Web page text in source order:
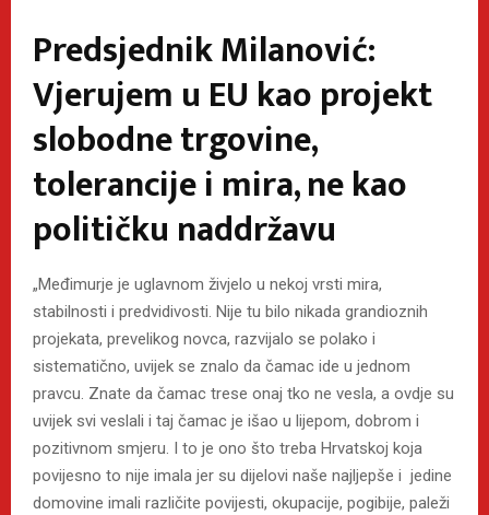
Predsjednik Milanović:
Vjerujem u EU kao projekt
slobodne trgovine,
tolerancije i mira, ne kao
političku naddržavu
„Međimurje je uglavnom živjelo u nekoj vrsti mira,
stabilnosti i predvidivosti. Nije tu bilo nikada grandioznih
projekata, prevelikog novca, razvijalo se polako i
sistematično, uvijek se znalo da čamac ide u jednom
pravcu. Znate da čamac trese onaj tko ne vesla, a ovdje su
uvijek svi veslali i taj čamac je išao u lijepom, dobrom i
pozitivnom smjeru. I to je ono što treba Hrvatskoj koja
povijesno to nije imala jer su dijelovi naše najljepše i jedine
domovine imali različite povijesti, okupacije, pogibije, paleži